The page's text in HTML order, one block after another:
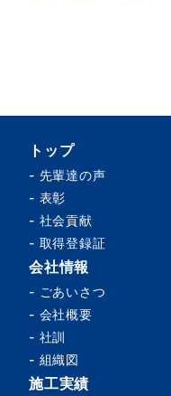
トップ
- 先輩達の声
- 表彰
- 社会貢献
- 取得登録証
会社情報
- ごあいさつ
- 会社概要
- 社訓
- 組織図
施工実績